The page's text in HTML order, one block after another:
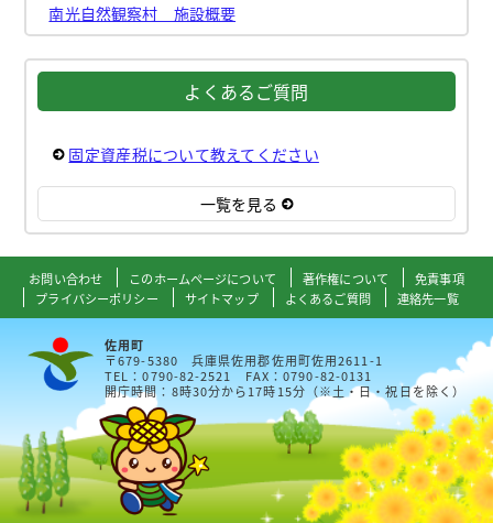
南光自然観察村 施設概要
よくあるご質問
固定資産税について教えてください
一覧を見る
お問い合わせ このホームページについて 著作権について
免責事項
プライバシーポリシー
サイトマップ よくあるご質問 連絡先一覧
佐用町
〒679-5380 兵庫県佐用郡佐用町佐用2611-1
TEL：0790-82-2521 FAX：0790-82-0131
開庁時間：8時30分から17時15分（※土・日・祝日を除く）